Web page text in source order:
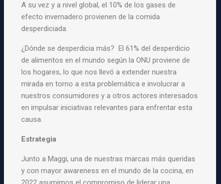
A su vez y a nivel global, el 10% de los gases de
efecto invernadero provienen de la comida
desperdiciada.
¿Dónde se desperdicia más? El 61% del desperdicio
de alimentos en el mundo según la ONU proviene de
los hogares, lo que nos llevó a extender nuestra
mirada en torno a esta problemática e involucrar a
nuestros consumidores y a otros actores interesados
en impulsar iniciativas relevantes para enfrentar esta
causa.
Estrategia
Junto a Maggi, una de nuestras marcas más queridas
y con mayor awareness en el mundo de la cocina, en